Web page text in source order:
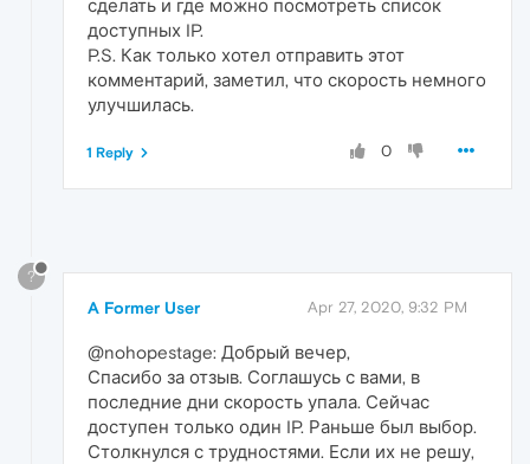
сделать и где можно посмотреть список
доступных IP.
P.S. Как только хотел отправить этот
комментарий, заметил, что скорость немного
улучшилась.
0
1 Reply
?
A Former User Apr 27, 2020, 9:32 PM
@nohopestage: Добрый вечер,
Спасибо за отзыв. Соглашусь с вами, в
последние дни скорость упала. Сейчас
доступен только один IP. Раньше был выбор.
Столкнулся с трудностями. Если их не решу,